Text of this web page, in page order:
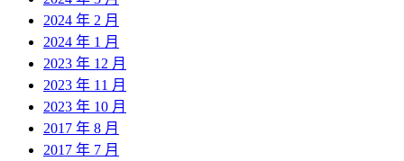
2024 年 2 月
2024 年 1 月
2023 年 12 月
2023 年 11 月
2023 年 10 月
2017 年 8 月
2017 年 7 月